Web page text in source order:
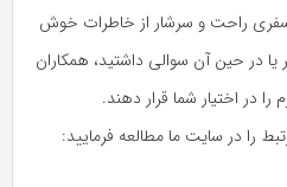
سفری راحت و سرشار از خاطرات خوش
یا در حین آن سوالی داشتید، همکاران
را در اختیار شما قرار دهند.
را در سایت ما مطالعه فرمایید: